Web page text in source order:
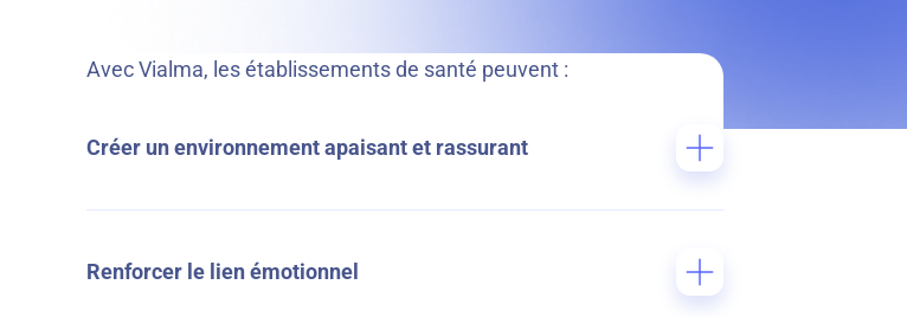
Avec Vialma, les établissements de santé peuvent :
Créer un environnement apaisant et rassurant
dans les espaces de vie ou de soins
Renforcer le lien émotionnel